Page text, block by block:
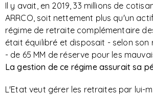
Il y avait, en 2019, 33 millions de
ARRCO, soit nettement plus qu'un
régime de retraite complémentaire
était équilibré et disposait - selon son
- de 65 MM de réserve pour les
La gestion de ce régime assurait sa
L'Etat veut gérer les retraites par lui-